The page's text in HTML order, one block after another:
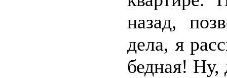
назад,
дела, я
бедная! Ну,